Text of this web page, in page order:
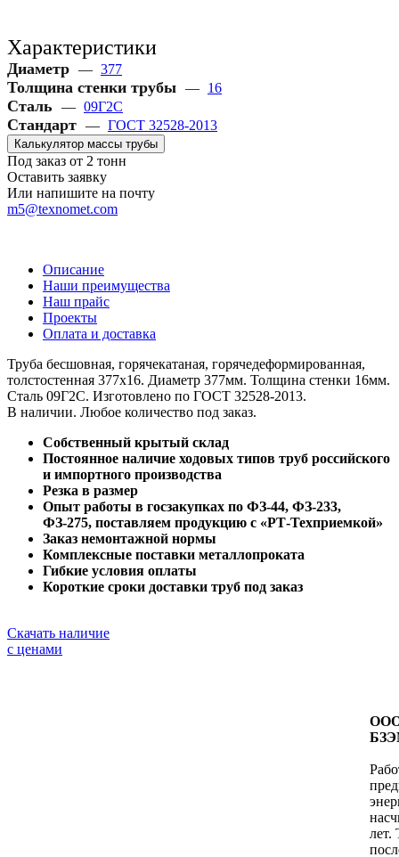
Характеристики
Диаметр — 377
Толщина стенки трубы — 16
Сталь — 09Г2С
Стандарт — ГОСТ 32528-2013
Калькулятор массы трубы
Под заказ от 2 тонн
Оставить заявку
Или напишите на почту
m5@texnomet.com
Описание
Наши преимущества
Наш прайс
Проекты
Оплата и доставка
Труба бесшовная, горячекатаная, горячедеформированная,
толстостенная 377х16. Диаметр 377мм. Толщина стенки 16мм.
Сталь 09Г2С. Изготовлено по ГОСТ 32528-2013.
В наличии. Любое количество под заказ.
Собственный крытый склад
Постоянное наличие ходовых типов труб российского
и импортного производства
Резка в размер
Опыт работы в госзакупках по ФЗ-44, ФЗ-233,
ФЗ-275, поставляем продукцию с «РТ-Техприемкой»
Заказ немонтажной нормы
Комплексные поставки металлопроката
Гибкие условия оплаты
Короткие сроки доставки труб под заказ
Скачать наличие
с ценами
ООО
лет.